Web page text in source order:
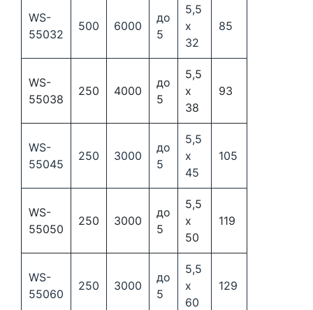
WS-
55032
500 6000
до
5
5,5
x
32
85
WS-
55038
250 4000
до
5
5,5
x
38
93
WS-
55045
250 3000
до
5
5,5
x
45
105
WS-
55050
250 3000
до
5
5,5
x
50
119
WS-
55060
250 3000
до
5
5,5
x
60
129